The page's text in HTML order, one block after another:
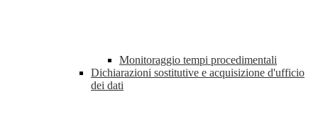
Monitoraggio tempi procedimentali
Dichiarazioni sostitutive e acquisizione d'ufficio
dei dati